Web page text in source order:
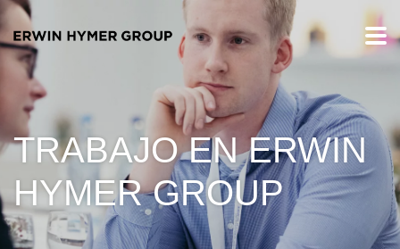
TRABAJO EN ERWIN
HYMER GROUP